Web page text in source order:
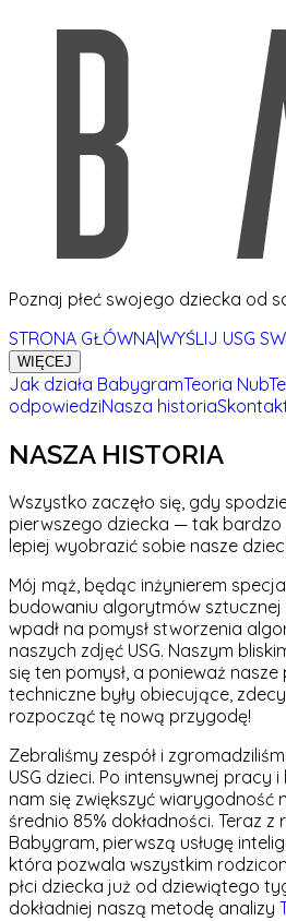
Poznaj płeć swojego dziecka od
STRONA GŁÓWNA|WYŚLIJ USG
WIĘCEJ
Jak działa BabygramTeoria Nub
odpowiedziNasza historia
NASZA HISTORIA
Wszystko zaczęło się, gdy
pierwszego dziecka — tak bardzo
lepiej wyobrazić sobie nasze
Mój mąż, będąc inżynierem
budowaniu algorytmów
wpadł na pomysł stworzenia
naszych zdjęć USG. Naszym
się ten pomysł, a ponieważ
techniczne były obiecujące,
rozpocząć tę nową przygodę!
Zebraliśmy zespół i
USG dzieci. Po intensywnej pracy
nam się zwiększyć wiarygodność
średnio 85% dokładności. Teraz
Babygram, pierwszą usługę
która pozwala wszystkim
płci dziecka już od dziewiątego
dokładniej naszą metodę analizy